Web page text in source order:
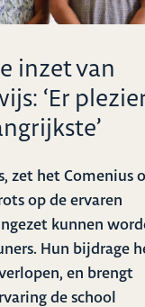
inzet van
‘Er
zet het Comenius
op de ervaren
kunnen
Hun bijdrage
en brengt
de school